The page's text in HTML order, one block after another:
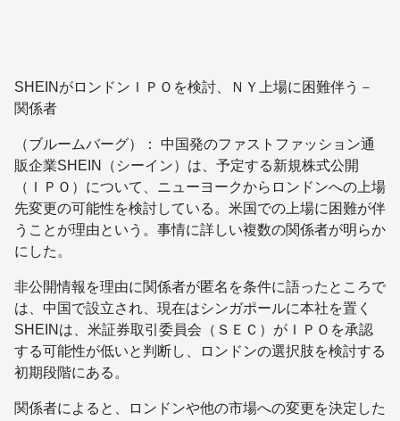
SHEINがロンドンＩＰＯを検討、ＮＹ上場に困難伴う－
関係者
（ブルームバーグ）： 中国発のファストファッション通
販企業SHEIN（シーイン）は、予定する新規株式公開
（ＩＰＯ）について、ニューヨークからロンドンへの上場
先変更の可能性を検討している。米国での上場に困難が伴
うことが理由という。事情に詳しい複数の関係者が明らか
にした。
非公開情報を理由に関係者が匿名を条件に語ったところで
は、中国で設立され、現在はシンガポールに本社を置く
SHEINは、米証券取引委員会（ＳＥＣ）がＩＰＯを承認
する可能性が低いと判断し、ロンドンの選択肢を検討する
初期段階にある。
関係者によると、ロンドンや他の市場への変更を決定した